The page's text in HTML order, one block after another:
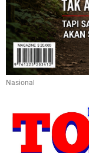
Nasional